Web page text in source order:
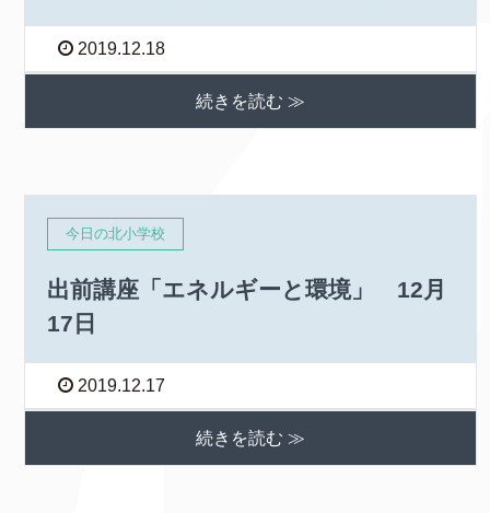
2019.12.18
続きを読む ≫
今日の北小学校
出前講座「エネルギーと環境」 12月
17日
2019.12.17
続きを読む ≫